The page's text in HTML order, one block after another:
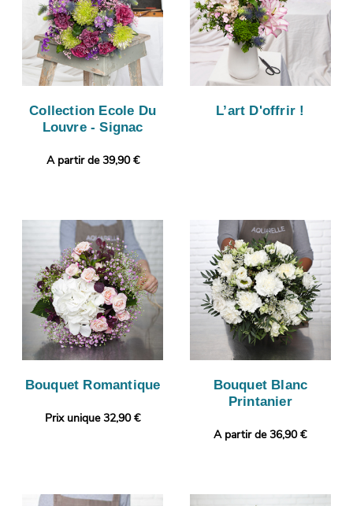
Collection Ecole Du
Louvre - Signac
A partir de 39,90 €
L’art D'offrir !
Bouquet Romantique
Prix unique 32,90 €
Bouquet Blanc
Printanier
A partir de 36,90 €